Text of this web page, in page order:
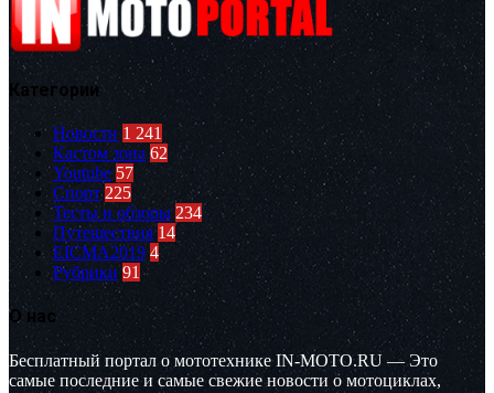
Категории
Новости 1 241
Кастом зона 62
Youtube 57
Спорт 225
Тесты и обзоры 234
Путешествия 14
EICMA2019 4
Рубрики 91
О нас
Бесплатный портал о мототехнике IN-MOTO.RU — Это
самые последние и самые свежие новости о мотоциклах,